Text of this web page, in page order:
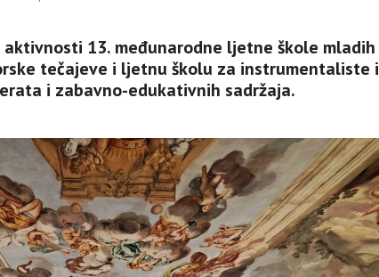
13. međunarodne ljetne škole mladih
tečajeve i ljetnu školu za instrumentaliste i
i zabavno-edukativnih sadržaja.